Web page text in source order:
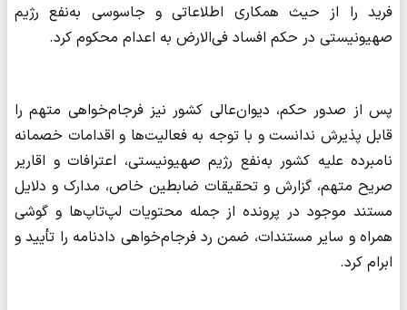
فرید را از حیث همکاری اطلاعاتی و جاسوسی به‌نفع رژیم
صهیونیستی در حکم افساد فی‌الارض به اعدام محکوم کرد.
پس از صدور حکم، دیوان‌عالی کشور نیز فرجام‌خواهی متهم را
قابل پذیرش ندانست و با توجه به فعالیت‌ها و اقدامات خصمانه
نامبرده علیه کشور به‌نفع رژیم صهیونیستی، اعترافات و اقاریر
صریح متهم، گزارش و تحقیقات ضابطین خاص، مدارک و دلایل
مستند موجود در پرونده از جمله محتویات لپ‌تاپ‌ها و گوشی
همراه و سایر مستندات، ضمن رد فرجام‌خواهی دادنامه را تأیید و
ابرام کرد.